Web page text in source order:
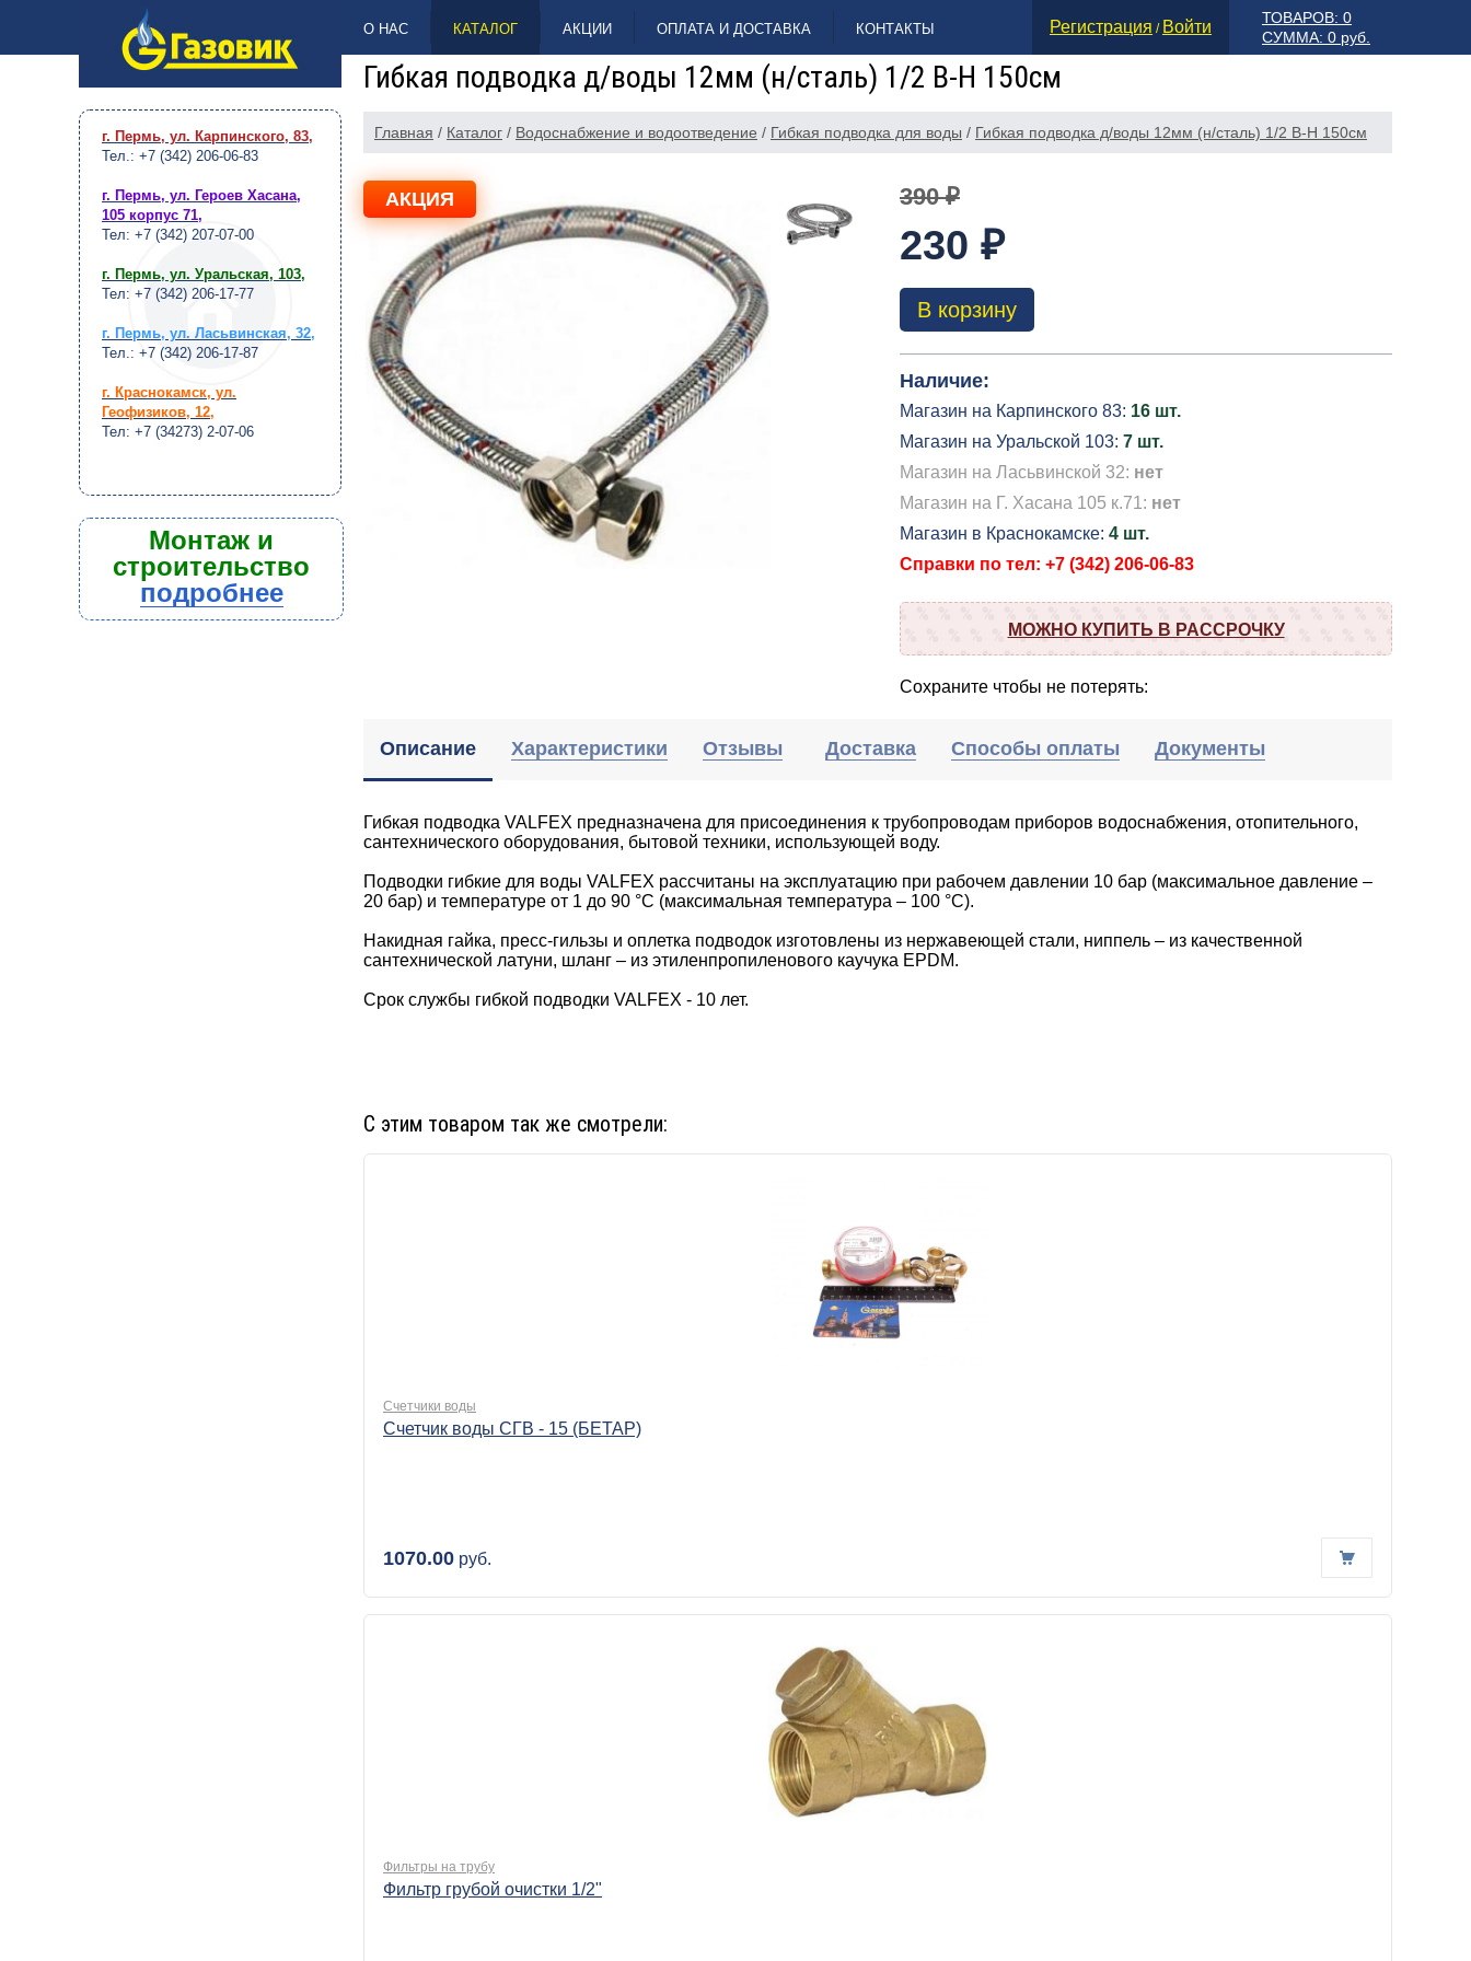
НАВЕРХ
О НАС КАТАЛОГ АКЦИИ ОПЛАТА И ДОСТАВКА КОНТАКТЫ
ТОВАРОВ: 0
СУММА: 0 руб.
Регистрация / Войти
Гибкая подводка д/воды 12мм (н/сталь) 1/2 В-Н 150см
Главная / Каталог / Водоснабжение и водоотведение / Гибкая подводка для воды / Гибкая подводка д/воды 12мм (н/сталь) 1/2 В-Н 150см
АКЦИЯ 390 ₽
230 ₽
В корзину
Наличие:
Магазин на Карпинского 83: 16 шт.
Магазин на Уральской 103: 7 шт.
Магазин на Ласьвинской 32: нет
Магазин на Г. Хасана 105 к.71: нет
Магазин в Краснокамске: 4 шт.
Справки по тел: +7 (342) 206-06-83
МОЖНО КУПИТЬ В РАССРОЧКУ
Сохраните чтобы не потерять:
Описание Характеристики Отзывы Доставка Способы оплаты Документы
Гибкая подводка VALFEX предназначена для присоединения к трубопроводам приборов водоснабжения, отопительного,
сантехнического оборудования, бытовой техники, использующей воду.
Подводки гибкие для воды VALFEX рассчитаны на эксплуатацию при рабочем давлении 10 бар (максимальное давление –
20 бар) и температуре от 1 до 90 °C (максимальная температура – 100 °C).
Накидная гайка, пресс-гильзы и оплетка подводок изготовлены из нержавеющей стали, ниппель – из качественной
сантехнической латуни, шланг – из этиленпропиленового каучука EPDM.
Срок службы гибкой подводки VALFEX - 10 лет.
С этим товаром так же смотрели:
Счетчики воды
Счетчик воды СГВ - 15 (БЕТАР)
1070.00 руб.
Фильтры на трубу
Фильтр грубой очистки 1/2"
г. Пермь, ул. Карпинского, 83,
Тел.: +7 (342) 206-06-83
г. Пермь, ул. Героев Хасана,
105 корпус 71,
Тел: +7 (342) 207-07-00
г. Пермь, ул. Уральская, 103,
Тел: +7 (342) 206-17-77
г. Пермь, ул. Ласьвинская, 32,
Тел.: +7 (342) 206-17-87
г. Краснокамск, ул.
Геофизиков, 12,
Тел: +7 (34273) 2-07-06
Монтаж и
строительство
подробнее